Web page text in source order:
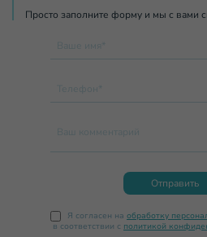
Просто заполните форму и мы с вами
Ваше имя*
Телефон*
Ваш комментарий
Отправить
Я согласен на обработку
в соответствии с политикой